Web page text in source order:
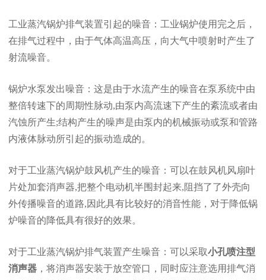
工业蒸汽锅炉排气装置引起的噪音：工业锅炉使用完之后，
在排气过程中，由于气体高温高压，向大气中喷射时产生了
射流噪音。
锅炉水泵发出噪音：这是由于水流产生的噪音在泵系统中由
整倍转速下的周期性脉动,由泵内高流速下产生的紊流或者由
汽蚀所产生;结构产生的噪声是由泵内的机械振动或泵和管路
内液体脉动所引起的振动造成的。
对于工业蒸汽锅炉鼓风机产生的噪音：可以在鼓风机风扇叶
片处加套消声器,把整个电动机半围封起来,阻挡了了外壳向
外传播噪音的道路,因此具有比较好的消音性能，对于降低锅
炉噪音的降低具有很好的效果。
对于工业蒸汽锅炉排气装置产生噪音：可以采取小孔喷注型
消声器 ，将消声器安装于放空管口，同时应注意选用排气消